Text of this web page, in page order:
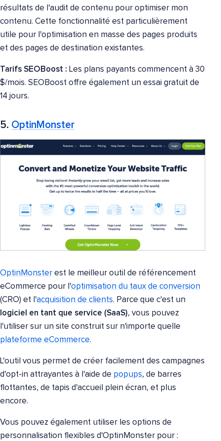
résultats de l'audit de contenu pour optimiser mon
contenu. Cette fonctionnalité est particulièrement
utile pour l'optimisation en masse des pages produits
et des pages de destination existantes.
Tarifs SEOBoost : Les plans payants commencent à 30
$/mois. SEOBoost offre également un essai gratuit de
14 jours.
5. OptinMonster
OptinMonster est le meilleur outil de référencement
eCommerce pour l'optimisation du taux de conversion
(CRO) et l'acquisition de clients. Parce que c'est un
logiciel en tant que service (SaaS), vous pouvez
l'utiliser sur un site construit sur n'importe quelle
plateforme eCommerce.
L'outil vous permet de créer facilement des campagnes
d'opt-in attrayantes à l'aide de popups, de barres
flottantes, de tapis d'accueil plein écran, et plus
encore.
Vous pouvez également utiliser les options de
personnalisation flexibles d'OptinMonster pour :